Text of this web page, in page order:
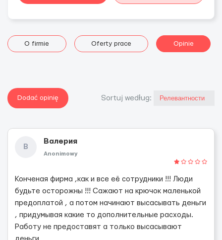
O firmie Oferty prace Opinie
Dodać opinię Sortuj według:
В
Валерия
Anonimowy
Конченая фирма ,как и все её сотрудники !!! Люди
будьте осторожны !!! Сажают на крючок маленькой
предоплатой , а потом начинают высасывать деньги
, придумывая какие то дополнительные расходы.
Работу не предоставят а только высасывают